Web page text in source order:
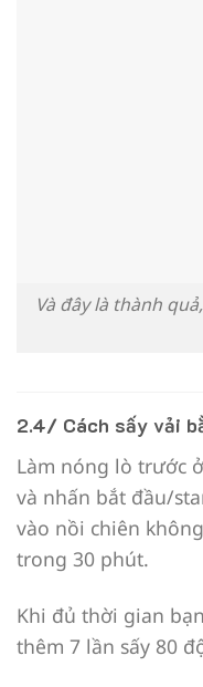
Và đây là thành
2.4/ Cách sấy vải
Làm nóng lò trước
và nhấn bắt đầu/
vào nồi chiên
trong 30 phút.
Khi đủ thời gian
thêm 7 lần sấy 80